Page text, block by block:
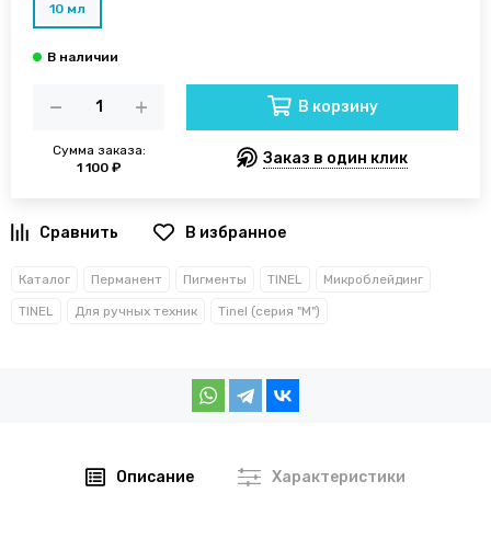
10 мл
Сумма заказа:
1 100 ₽
В корзину
Заказ в один клик
В избранное
Каталог Перманент Пигменты TINEL Микроблейдинг
TINEL Для ручных техник Tinel (серия "M")
Описание Характеристики